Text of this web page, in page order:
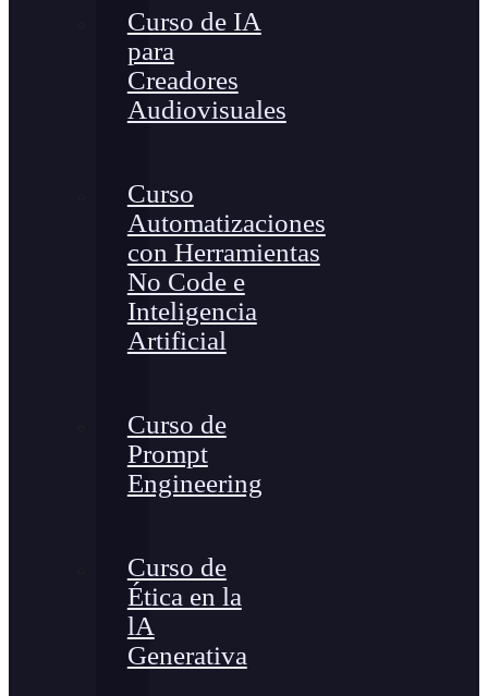
Curso de IA
para
Creadores
Audiovisuales
Curso
Automatizaciones
con Herramientas
No Code e
Inteligencia
Artificial
Curso de
Prompt
Engineering
Curso de
Ética en la
lA
Generativa